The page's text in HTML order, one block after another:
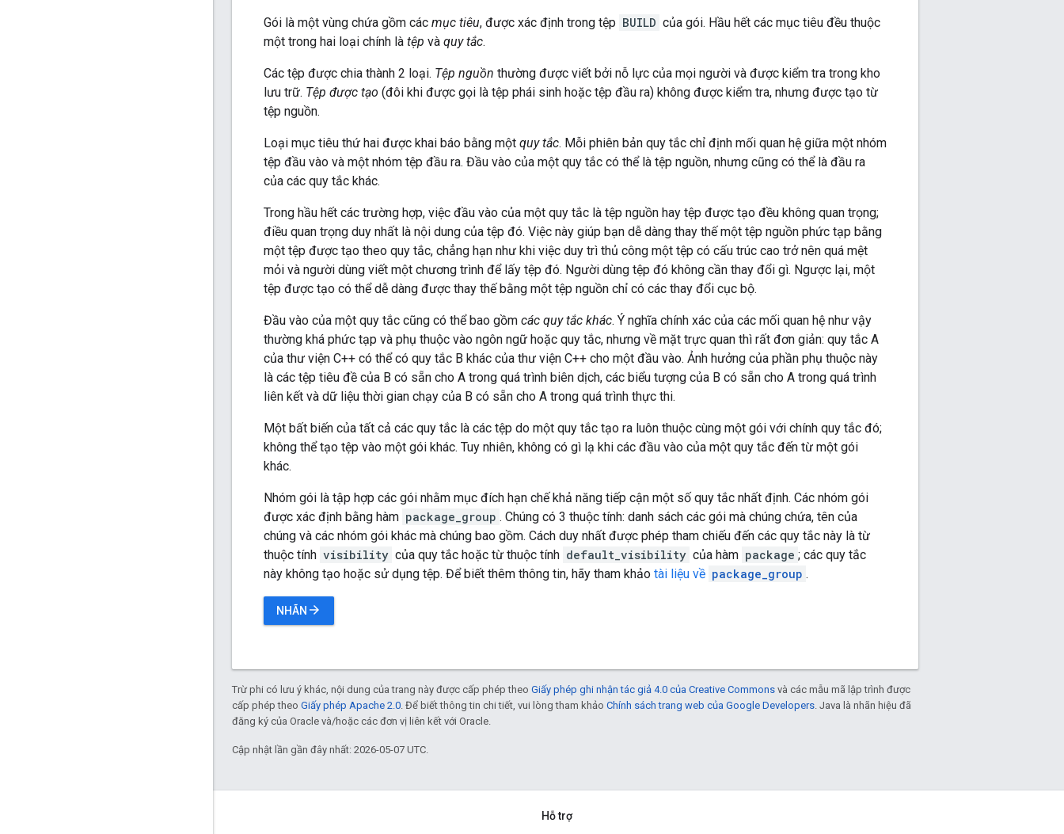
Gói là một vùng chứa gồm các mục tiêu, được xác định trong tệp BUILD của gói. Hầu hết các mục tiêu đều thuộc
một trong hai loại chính là tệp và quy tắc.
Các tệp được chia thành 2 loại. Tệp nguồn thường được viết bởi nỗ lực của mọi người và được kiểm tra trong kho
lưu trữ. Tệp được tạo (đôi khi được gọi là tệp phái sinh hoặc tệp đầu ra) không được kiểm tra, nhưng được tạo từ
tệp nguồn.
Loại mục tiêu thứ hai được khai báo bằng một quy tắc. Mỗi phiên bản quy tắc chỉ định mối quan hệ giữa một nhóm
tệp đầu vào và một nhóm tệp đầu ra. Đầu vào của một quy tắc có thể là tệp nguồn, nhưng cũng có thể là đầu ra
của các quy tắc khác.
Trong hầu hết các trường hợp, việc đầu vào của một quy tắc là tệp nguồn hay tệp được tạo đều không quan trọng;
điều quan trọng duy nhất là nội dung của tệp đó. Việc này giúp bạn dễ dàng thay thế một tệp nguồn phức tạp bằng
một tệp được tạo theo quy tắc, chẳng hạn như khi việc duy trì thủ công một tệp có cấu trúc cao trở nên quá mệt
mỏi và người dùng viết một chương trình để lấy tệp đó. Người dùng tệp đó không cần thay đổi gì. Ngược lại, một
tệp được tạo có thể dễ dàng được thay thế bằng một tệp nguồn chỉ có các thay đổi cục bộ.
Đầu vào của một quy tắc cũng có thể bao gồm các quy tắc khác. Ý nghĩa chính xác của các mối quan hệ như vậy
thường khá phức tạp và phụ thuộc vào ngôn ngữ hoặc quy tắc, nhưng về mặt trực quan thì rất đơn giản: quy tắc A
của thư viện C++ có thể có quy tắc B khác của thư viện C++ cho một đầu vào. Ảnh hưởng của phần phụ thuộc này
là các tệp tiêu đề của B có sẵn cho A trong quá trình biên dịch, các biểu tượng của B có sẵn cho A trong quá trình
liên kết và dữ liệu thời gian chạy của B có sẵn cho A trong quá trình thực thi.
Một bất biến của tất cả các quy tắc là các tệp do một quy tắc tạo ra luôn thuộc cùng một gói với chính quy tắc đó;
không thể tạo tệp vào một gói khác. Tuy nhiên, không có gì lạ khi các đầu vào của một quy tắc đến từ một gói
khác.
Nhóm gói là tập hợp các gói nhằm mục đích hạn chế khả năng tiếp cận một số quy tắc nhất định. Các nhóm gói
được xác định bằng hàm package_group . Chúng có 3 thuộc tính: danh sách các gói mà chúng chứa, tên của
chúng và các nhóm gói khác mà chúng bao gồm. Cách duy nhất được phép tham chiếu đến các quy tắc này là từ
thuộc tính visibility của quy tắc hoặc từ thuộc tính default_visibility của hàm package ; các quy tắc
này không tạo hoặc sử dụng tệp. Để biết thêm thông tin, hãy tham khảo tài liệu về package_group .
NHÃN arrow_forward
Trừ phi có lưu ý khác, nội dung của trang này được cấp phép theo Giấy phép ghi nhận tác giả 4.0 của Creative Commons và các mẫu mã lập trình được
cấp phép theo Giấy phép Apache 2.0. Để biết thông tin chi tiết, vui lòng tham khảo Chính sách trang web của Google Developers. Java là nhãn hiệu đã
đăng ký của Oracle và/hoặc các đơn vị liên kết với Oracle.
Cập nhật lần gần đây nhất: 2026-05-07 UTC.
Hỗ trợ